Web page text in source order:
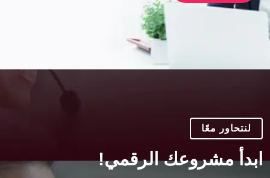
لنتحاور معًا
ابدأ مشروعك الرقمي!